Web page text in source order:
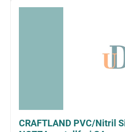
CRAFTLAND PVC/Nitril